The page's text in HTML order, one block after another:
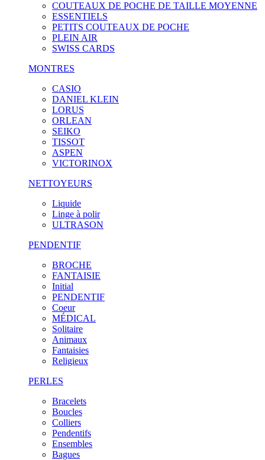
COUTEAUX DE POCHE DE TAILLE MOYENNE
ESSENTIELS
PETITS COUTEAUX DE POCHE
PLEIN AIR
SWISS CARDS
MONTRES
CASIO
DANIEL KLEIN
LORUS
ORLEAN
SEIKO
TISSOT
ASPEN
VICTORINOX
NETTOYEURS
Liquide
Linge à polir
ULTRASON
PENDENTIF
BROCHE
FANTAISIE
Initial
PENDENTIF
Coeur
MÉDICAL
Solitaire
Animaux
Fantaisies
Religieux
PERLES
Bracelets
Boucles
Colliers
Pendentifs
Ensembles
Bagues